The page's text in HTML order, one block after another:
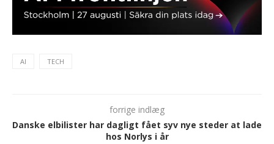
AI TECH
forrige indlæg
Danske elbilister har dagligt fået syv nye steder at lade
hos Norlys i år